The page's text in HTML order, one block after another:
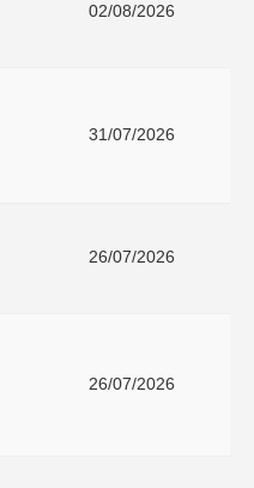
02/08/2026
31/07/2026
26/07/2026
26/07/2026